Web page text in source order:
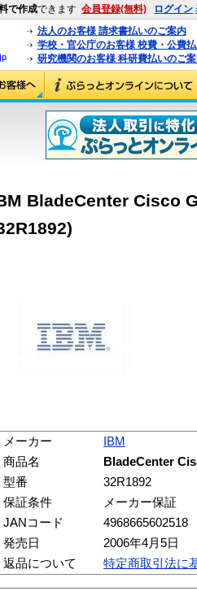
で作成できます 会員登録(無料) ログイン
法人のお客様 請求書払いのご案内
学校・官公庁のお客様 校費・公費
研究機関のお客様 科研費払いのご
BladeCenter Cisco
メーカー
IBM
商品名
BladeCenter
型番
32R1892
保証条件
メーカー保証
JANコード
4968665602518
発売日
2006年4月5日
返品について
特定商取引法に